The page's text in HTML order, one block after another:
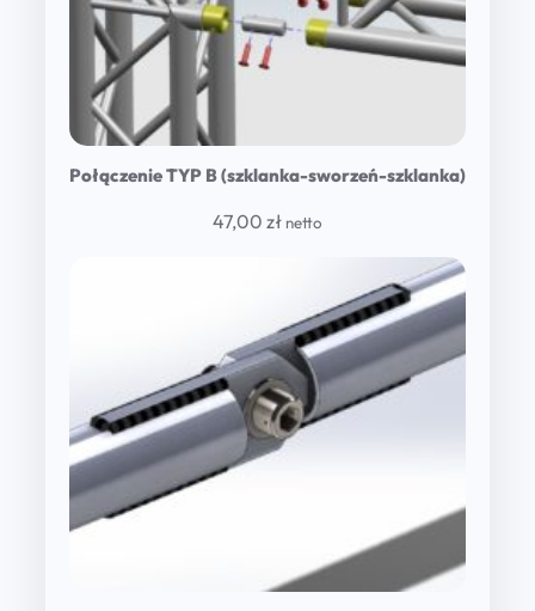
Połączenie TYP B (szklanka-sworzeń-szklanka)
47,00 zł netto